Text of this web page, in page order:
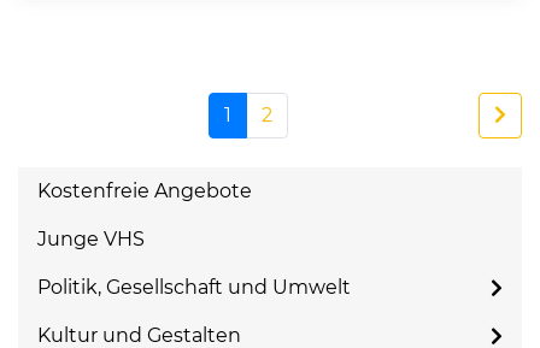
1 2
Kostenfreie Angebote
Junge VHS
Politik, Gesellschaft und Umwelt
Kultur und Gestalten